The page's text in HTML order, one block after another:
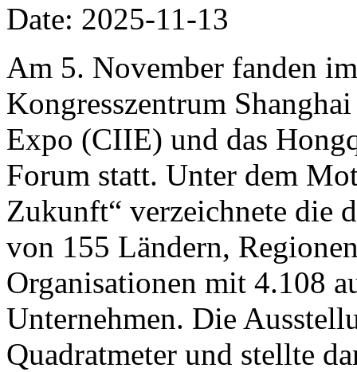
Date: 2025-11-13
Am 5. November fanden
Kongresszentrum
Expo (CIIE) und das
Forum statt. Unter dem
Zukunft“ verzeichnete die
von 155 Ländern,
Organisationen mit 4.108
Unternehmen. Die
Quadratmeter und stellte